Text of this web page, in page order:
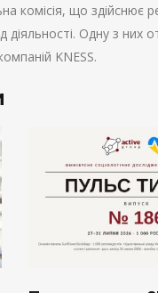
комісія, що
діяльності. Одну з
KNESS.